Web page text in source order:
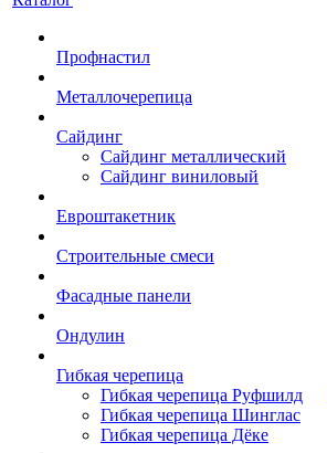
Профнастил
Металлочерепица
Сайдинг
Сайдинг металлический
Сайдинг виниловый
Евроштакетник
Строительные смеси
Фасадные панели
Ондулин
Гибкая черепица
Гибкая черепица Руфшилд
Гибкая черепица Шинглас
Гибкая черепица Дёке